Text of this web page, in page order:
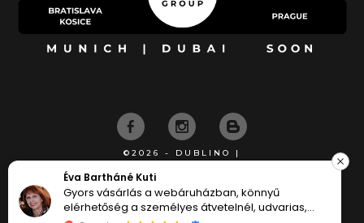
©2026 - DUBLINO |
KÉSZÍTETTE
Bartháné Kuti
vásárlás a webáruházban, könnyű
a személyes átvetelnél, udvarias,